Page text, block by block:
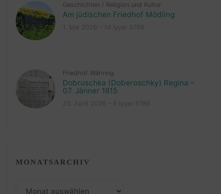
Geschichten / Religion und Kultur
Am jüdischen Friedhof Mödling
Friedhof Währing
Dobruschka (Doberoschky) Regina –
07. Jänner 1815
MONATSARCHIV